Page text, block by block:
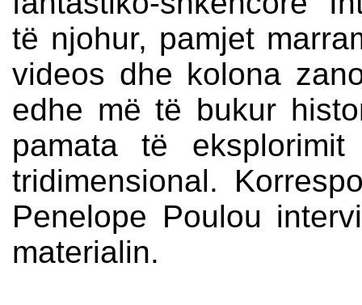
të njohur, pamjet
videos dhe kolona
edhe më të bukur
pamata të
tridimensional.
Penelope Poulou
materialin.